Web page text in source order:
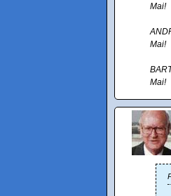
Mai!
Mai!
Mai!